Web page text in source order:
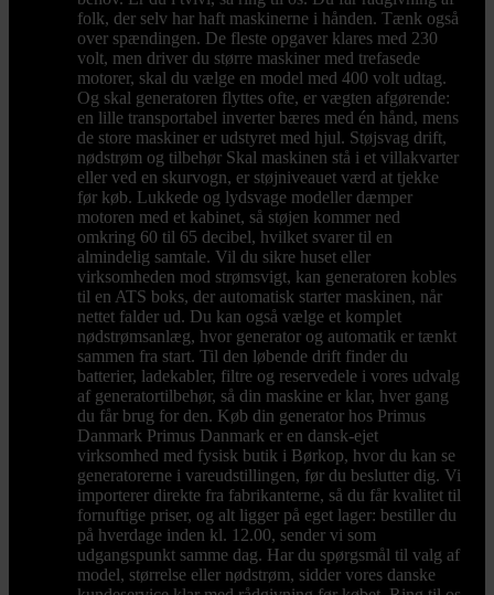
folk, der selv har haft maskinerne i hånden. Tænk også
over spændingen. De fleste opgaver klares med 230
volt, men driver du større maskiner med trefasede
motorer, skal du vælge en model med 400 volt udtag.
Og skal generatoren flyttes ofte, er vægten afgørende:
en lille transportabel inverter bæres med én hånd, mens
de store maskiner er udstyret med hjul. Støjsvag drift,
nødstrøm og tilbehør Skal maskinen stå i et villakvarter
eller ved en skurvogn, er støjniveauet værd at tjekke
før køb. Lukkede og lydsvage modeller dæmper
motoren med et kabinet, så støjen kommer ned
omkring 60 til 65 decibel, hvilket svarer til en
almindelig samtale. Vil du sikre huset eller
virksomheden mod strømsvigt, kan generatoren kobles
til en ATS boks, der automatisk starter maskinen, når
nettet falder ud. Du kan også vælge et komplet
nødstrømsanlæg, hvor generator og automatik er tænkt
sammen fra start. Til den løbende drift finder du
batterier, ladekabler, filtre og reservedele i vores udvalg
af generatortilbehør, så din maskine er klar, hver gang
du får brug for den. Køb din generator hos Primus
Danmark Primus Danmark er en dansk-ejet
virksomhed med fysisk butik i Børkop, hvor du kan se
generatorerne i vareudstillingen, før du beslutter dig. Vi
importerer direkte fra fabrikanterne, så du får kvalitet til
fornuftige priser, og alt ligger på eget lager: bestiller du
på hverdage inden kl. 12.00, sender vi som
udgangspunkt samme dag. Har du spørgsmål til valg af
model, størrelse eller nødstrøm, sidder vores danske